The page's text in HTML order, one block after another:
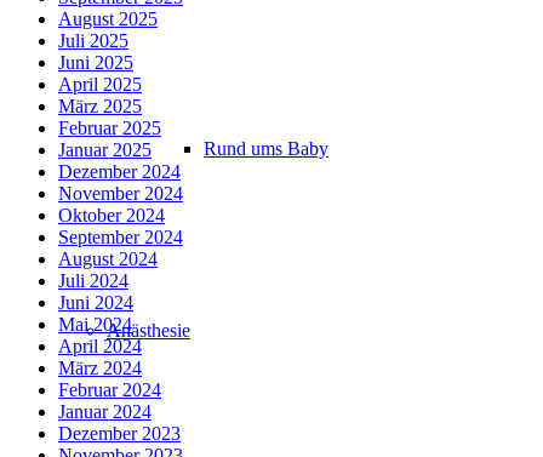
Rund ums Baby
Anästhesie
August 2025
Juli 2025
Juni 2025
April 2025
März 2025
Februar 2025
Januar 2025
Dezember 2024
November 2024
Oktober 2024
September 2024
August 2024
Juli 2024
Juni 2024
Mai 2024
April 2024
März 2024
Februar 2024
Januar 2024
Dezember 2023